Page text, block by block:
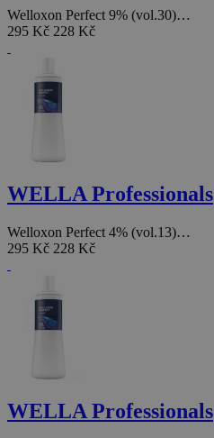
Welloxon Perfect 9% (vol.30)…
295 Kč 228 Kč
WELLA Professionals
Welloxon Perfect 4% (vol.13)…
295 Kč 228 Kč
WELLA Professionals